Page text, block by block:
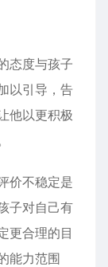
态度与孩子
以引导，告
他以更积极
价不稳定是
子对自己有
更合理的目
能力范围